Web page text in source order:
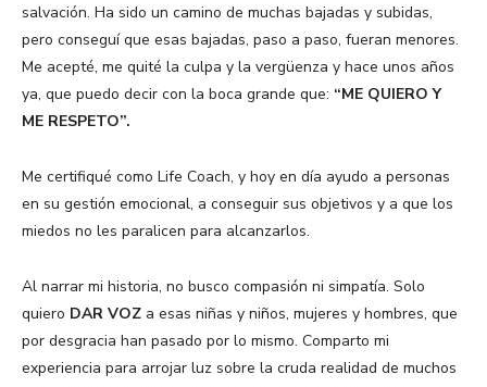
salvación. Ha sido un camino de muchas bajadas y subidas,
pero conseguí que esas bajadas, paso a paso, fueran menores.
Me acepté, me quité la culpa y la vergüenza y hace unos años
ya, que puedo decir con la boca grande que: “ME QUIERO Y
ME RESPETO”.
Me certifiqué como Life Coach, y hoy en día ayudo a personas
en su gestión emocional, a conseguir sus objetivos y a que los
miedos no les paralicen para alcanzarlos.
Al narrar mi historia, no busco compasión ni simpatía. Solo
quiero DAR VOZ a esas niñas y niños, mujeres y hombres, que
por desgracia han pasado por lo mismo. Comparto mi
experiencia para arrojar luz sobre la cruda realidad de muchos